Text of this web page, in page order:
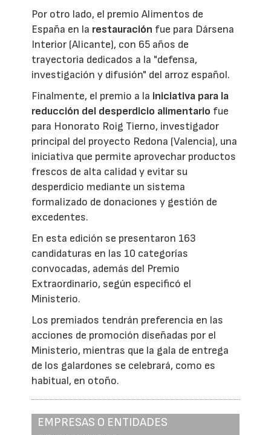
Por otro lado, el premio Alimentos de
España en la restauración fue para Dársena
Interior (Alicante), con 65 años de
trayectoria dedicados a la "defensa,
investigación y difusión" del arroz español.
Finalmente, el premio a la iniciativa para la
reducción del desperdicio alimentario fue
para Honorato Roig Tierno, investigador
principal del proyecto Redona (Valencia), una
iniciativa que permite aprovechar productos
frescos de alta calidad y evitar su
desperdicio mediante un sistema
formalizado de donaciones y gestión de
excedentes.
En esta edición se presentaron 163
candidaturas en las 10 categorías
convocadas, además del Premio
Extraordinario, según especificó el
Ministerio.
Los premiados tendrán preferencia en las
acciones de promoción diseñadas por el
Ministerio, mientras que la gala de entrega
de los galardones se celebrará, como es
habitual, en otoño.
EMPRESAS O ENTIDADES